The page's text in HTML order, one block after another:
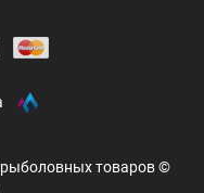
рыболовных товаров ©